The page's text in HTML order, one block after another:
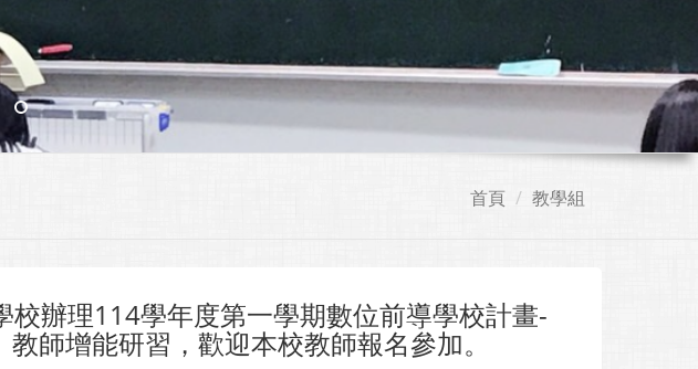
首頁 教學組
辦理114學年度第一學期數位前導學校計畫-
師增能研習，歡迎本校教師報名參加。